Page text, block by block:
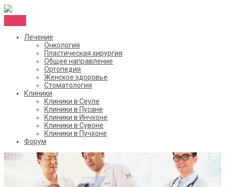
Лечение
Онкология
Пластическая хирургия
Общее направление
Ортопедия
Женское здоровье
Стоматология
Клиники
Клиники в Сеуле
Клиники в Пусане
Клиники в Инчхоне
Клиники в Сувоне
Клиники в Пучхоне
Форум